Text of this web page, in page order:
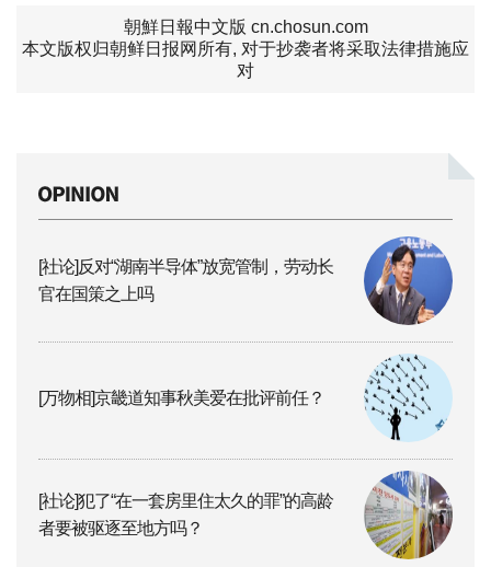
朝鮮日報中文版 cn.chosun.com
本文版权归朝鲜日报网所有, 对于抄袭者将采取法律措施应
对
[社论]反对“湖南半导体”放宽管制，劳动长
官在国策之上吗
[万物相]京畿道知事秋美爱在批评前任？
[社论]犯了“在一套房里住太久的罪”的高龄
者要被驱逐至地方吗？